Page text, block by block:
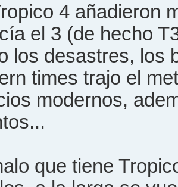
4 añadieron
el 3 (de hecho
los desastres, los
times trajo el
modernos,
que tiene